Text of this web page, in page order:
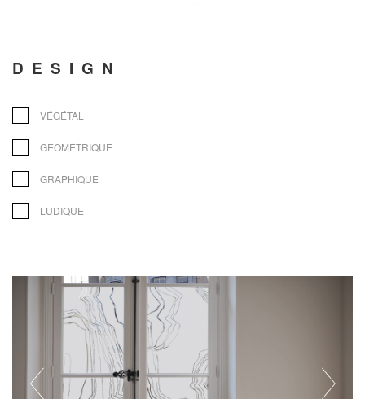
DESIGN
GÉOMÉTRIQUE
VÉGÉTAL
GRAPHIQUE
LUDIQUE